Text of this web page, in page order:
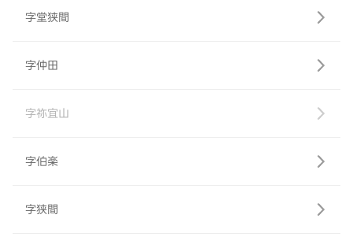
字堂狭間
字仲田
字祢宜山
字伯楽
字狭間